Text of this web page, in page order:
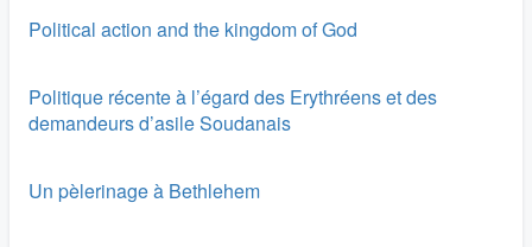
Political action and the kingdom of God
Politique récente à l’égard des Erythréens et des
demandeurs d’asile Soudanais
Un pèlerinage à Bethlehem